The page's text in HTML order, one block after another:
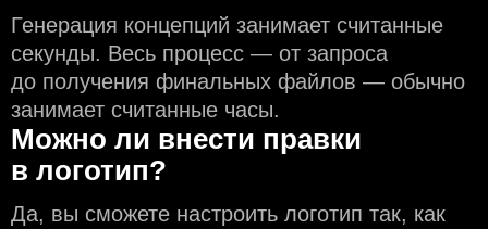
Генерация концепций занимает считанные
секунды. Весь процесс — от запроса
до получения финальных файлов — обычно
занимает считанные часы.
Можно ли внести правки
в логотип?
Да, вы сможете настроить логотип так, как